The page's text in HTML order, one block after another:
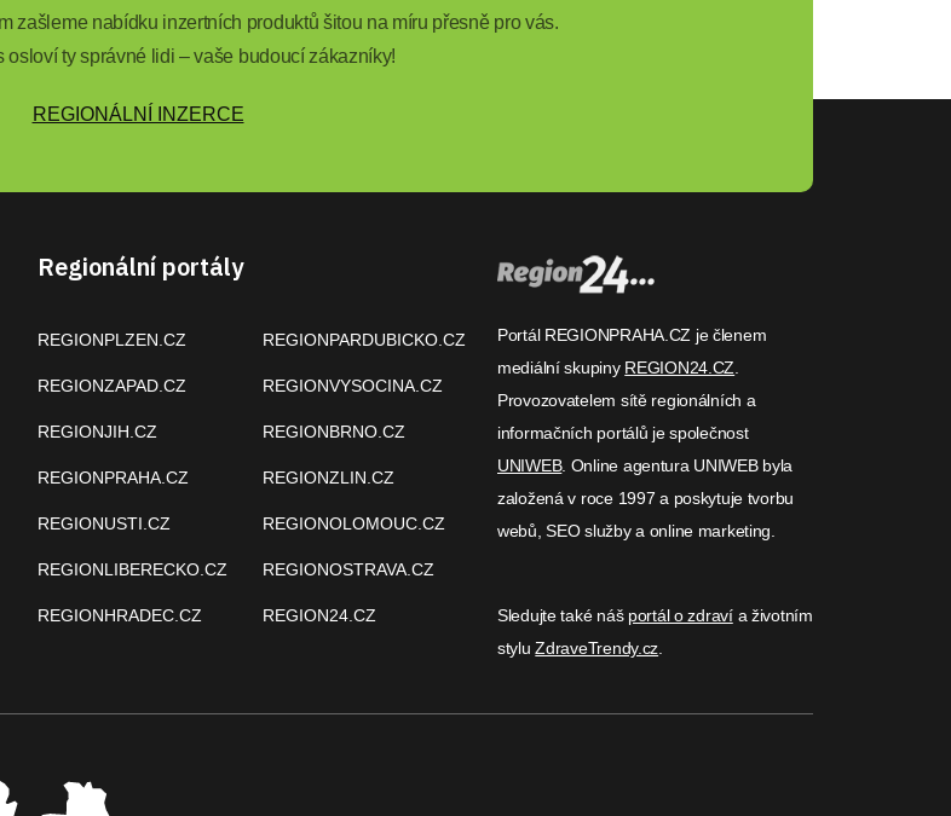
zašleme nabídku inzertních produktů šitou na míru přesně pro vás.
osloví ty správné lidi – vaše budoucí zákazníky!
REGIONÁLNÍ INZERCE
Regionální portály
REGIONPLZEN.CZ
REGIONZAPAD.CZ
REGIONJIH.CZ
REGIONPRAHA.CZ
REGIONUSTI.CZ
REGIONLIBERECKO.CZ
REGIONHRADEC.CZ
REGIONPARDUBICKO.CZ
REGIONVYSOCINA.CZ
REGIONBRNO.CZ
REGIONZLIN.CZ
REGIONOLOMOUC.CZ
REGIONOSTRAVA.CZ
REGION24.CZ
Portál REGIONPRAHA.CZ je členem
mediální skupiny REGION24.CZ.
Provozovatelem sítě regionálních a
informačních portálů je společnost
UNIWEB. Online agentura UNIWEB byla
založená v roce 1997 a poskytuje tvorbu
webů, SEO služby a online marketing.
Sledujte také náš portál o zdravía životním
styluZdraveTrendy.cz.